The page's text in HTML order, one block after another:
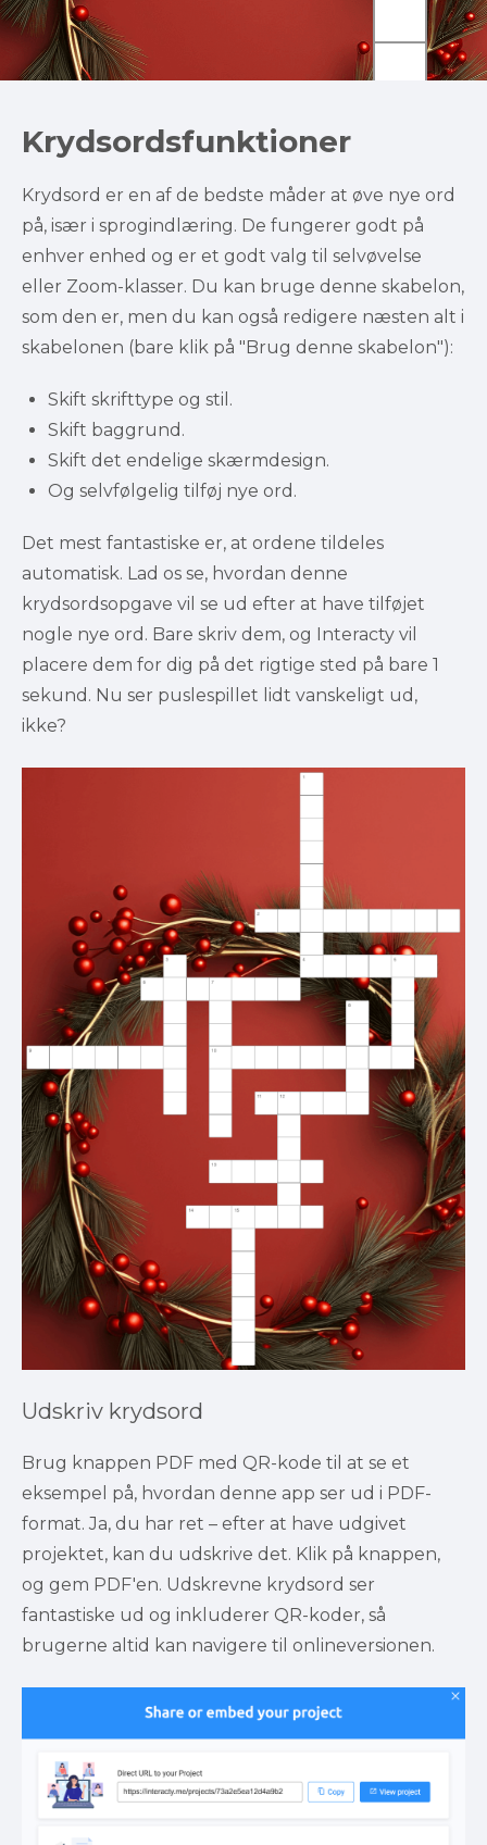
Krydsordsfunktioner
Krydsord er en af de bedste måder at øve nye ord
på, især i sprogindlæring. De fungerer godt på
enhver enhed og er et godt valg til selvøvelse
eller Zoom-klasser. Du kan bruge denne skabelon,
som den er, men du kan også redigere næsten alt i
skabelonen (bare klik på "Brug denne skabelon"):
Skift skrifttype og stil.
Skift baggrund.
Skift det endelige skærmdesign.
Og selvfølgelig tilføj nye ord.
Det mest fantastiske er, at ordene tildeles
automatisk. Lad os se, hvordan denne
krydsordsopgave vil se ud efter at have tilføjet
nogle nye ord. Bare skriv dem, og Interacty vil
placere dem for dig på det rigtige sted på bare 1
sekund. Nu ser puslespillet lidt vanskeligt ud,
ikke?
Udskriv krydsord
Brug knappen PDF med QR-kode til at se et
eksempel på, hvordan denne app ser ud i PDF-
format. Ja, du har ret – efter at have udgivet
projektet, kan du udskrive det. Klik på knappen,
og gem PDF'en. Udskrevne krydsord ser
fantastiske ud og inkluderer QR-koder, så
brugerne altid kan navigere til onlineversionen.